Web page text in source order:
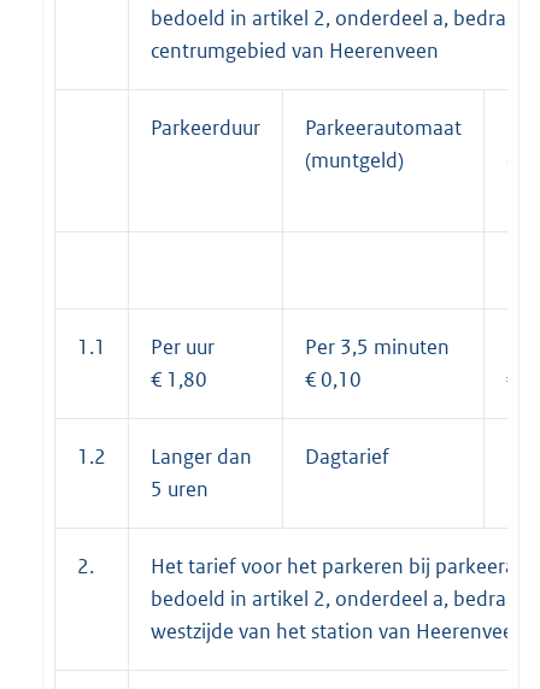
bedoeld in artikel 2, onderdeel a,
centrumgebied van Heerenveen
Parkeerduur
Parkeerautomaat
(muntgeld)
1.1
Per uur
€ 1,80
Per 3,5 minuten
€ 0,10
€
1.2
Langer dan
5 uren
Dagtarief
2.
Het tarief voor het parkeren bij
bedoeld in artikel 2, onderdeel a, bedraagt
westzijde van het station van Heerenveen